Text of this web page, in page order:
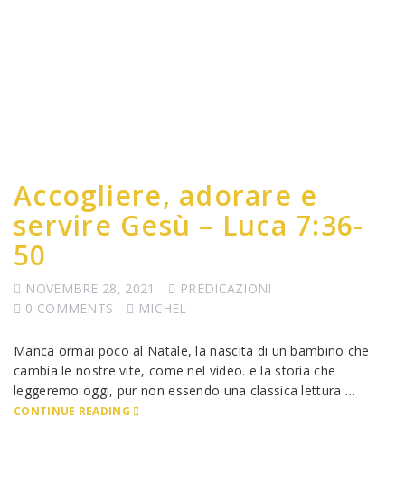
Accogliere, adorare e
servire Gesù – Luca 7:36-
50
NOVEMBRE 28, 2021
PREDICAZIONI
0 COMMENTS
MICHEL
Manca ormai poco al Natale, la nascita di un bambino che
cambia le nostre vite, come nel video. e la storia che
leggeremo oggi, pur non essendo una classica lettura …
CONTINUE READING